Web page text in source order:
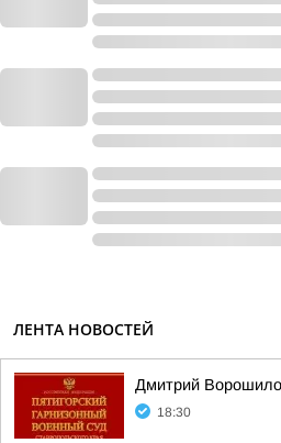
ЛЕНТА НОВОСТЕЙ
Дмитрий
18:30